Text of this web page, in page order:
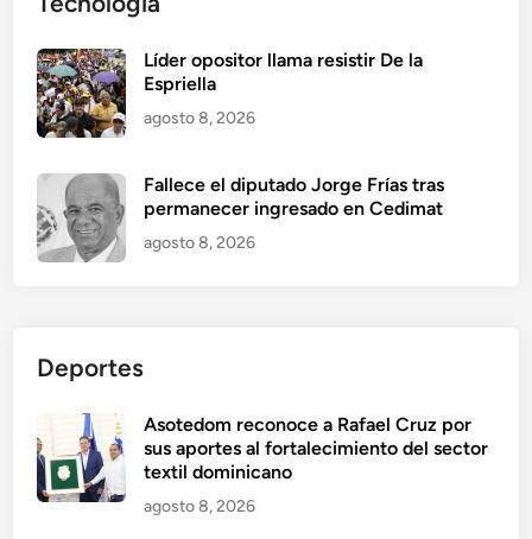
Líder opositor llama resistir De la
Espriella
agosto 8, 2026
Fallece el diputado Jorge Frías tras
permanecer ingresado en Cedimat
agosto 8, 2026
Deportes
Asotedom reconoce a Rafael Cruz por
sus aportes al fortalecimiento del sector
textil dominicano
agosto 8, 2026